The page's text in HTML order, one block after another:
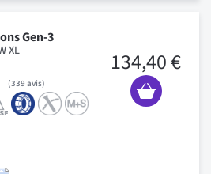
Gen-3
XL
339 avis
134,40 €